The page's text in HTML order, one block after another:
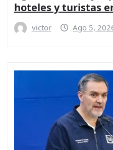
hoteles y turistas
victor Ago 5,